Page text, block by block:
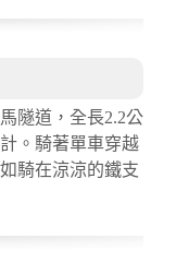
隧道，全長2.2公
。騎著單車穿越
騎在涼涼的鐵支